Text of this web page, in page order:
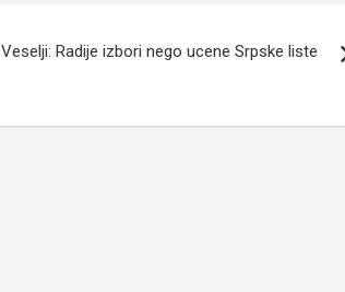
Veselji: Radije izbori nego ucene Srpske liste